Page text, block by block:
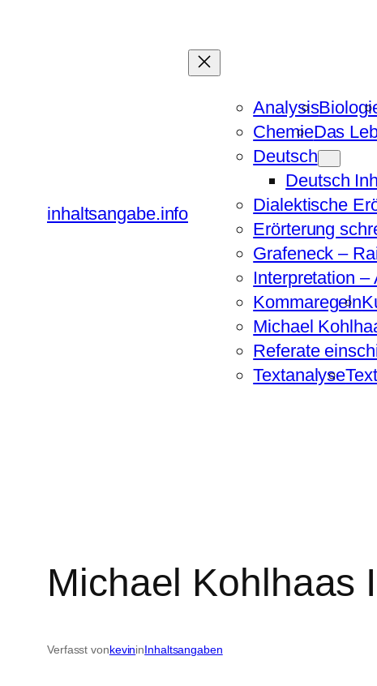
inhaltsangabe.info
Analysis
ChemieDas
Deutsch
Deutsch
Dialektische
Erörterung
Grafeneck –
Interpretation –
Kommaregeln
Michael
Referate
Textanalyse
Michael Kohlhaas
Verfasst vonkevininInhaltsangaben